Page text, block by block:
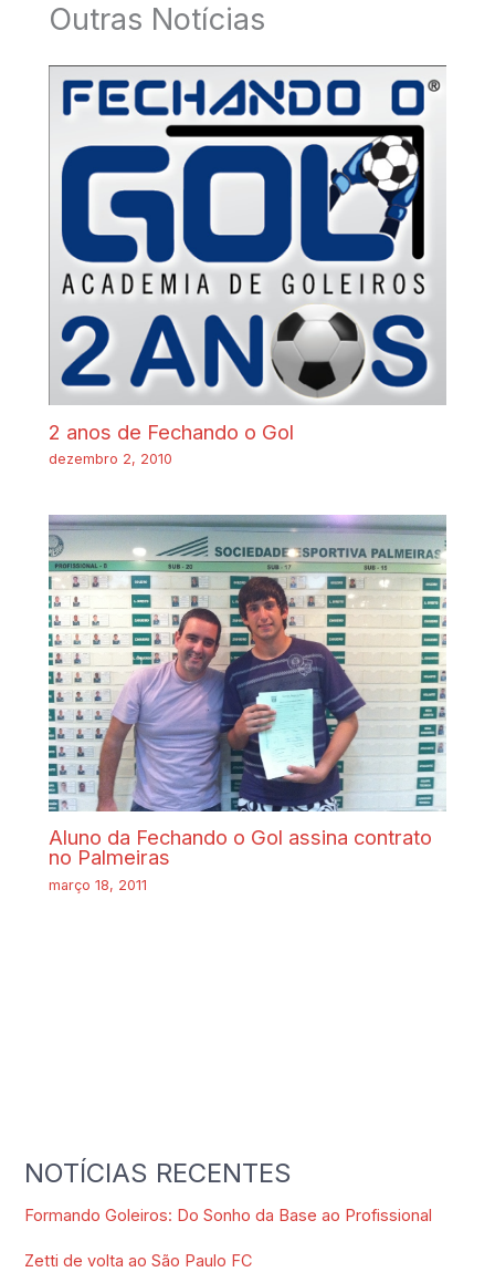
Outras Notícias
2 anos de Fechando o Gol
dezembro 2, 2010
Aluno da Fechando o Gol assina contrato
no Palmeiras
março 18, 2011
NOTÍCIAS RECENTES
Formando Goleiros: Do Sonho da Base ao Profissional
Zetti de volta ao São Paulo FC